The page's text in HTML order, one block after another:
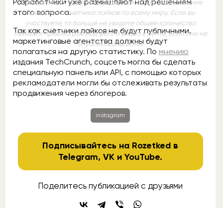
С сегодняшнего дня мы расширяем наше тестирование
приватного счётчика лайков по всему миру. Если вы
участвуете, то больше не увидите общее количество
лайков и просмотров под фото и видео в ленте, если они не
опубликованы вами.
этого вопроса.
Так как счётчики лайков не будут публичными,
маркетинговые агентства должны будут
полагаться на другую статистику. По мнению
издания TechCrunch, соцсеть могла бы сделать
специальную панель или API, с помощью которых
рекламодатели могли бы отслеживать результаты
продвижения через блогеров.
instagram
Подписывайтесь на Rozetked в
Telegram,VK иYouTube.
Поделитесь публикацией с друзьями